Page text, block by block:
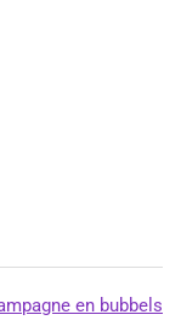
en bubbels